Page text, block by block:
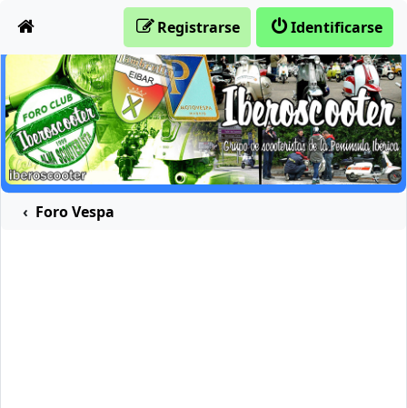
Identificarse
Registrarse
Foro Vespa